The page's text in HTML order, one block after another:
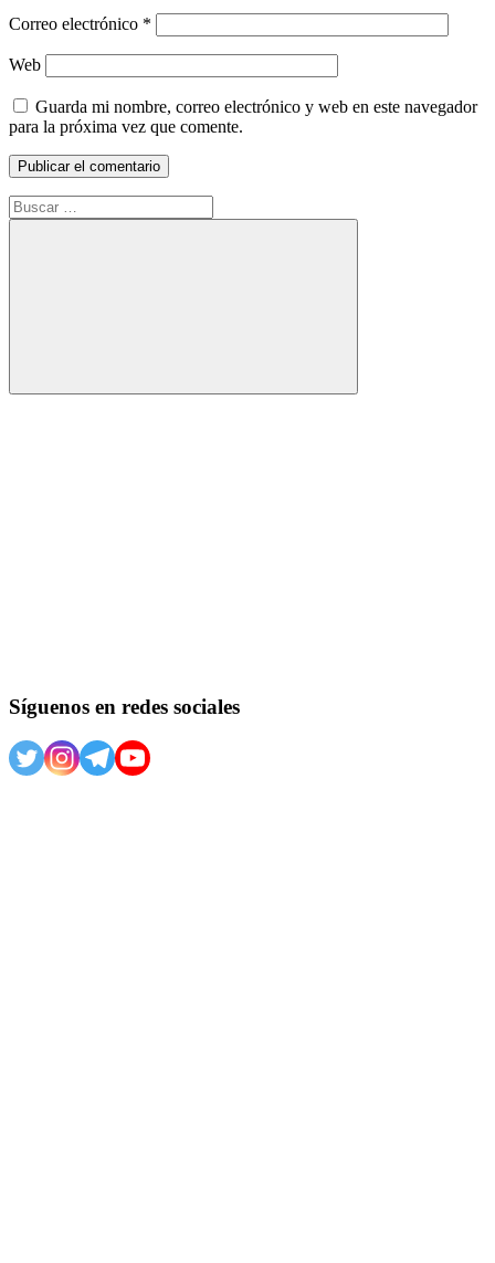
Correo electrónico *
Web
Guarda mi nombre, correo electrónico y web en este navegador
para la próxima vez que comente.
Buscar:
Buscar
Síguenos en redes sociales